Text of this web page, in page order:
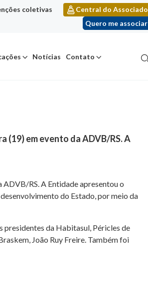
coletivas
Central do Associado
Quero me associar
Notícias Contato
(19) em evento da ADVB/RS. A
RS. A Entidade apresentou o
do Estado, por meio da
presidentes da Habitasul, Péricles de
João Ruy Freire. Também foi